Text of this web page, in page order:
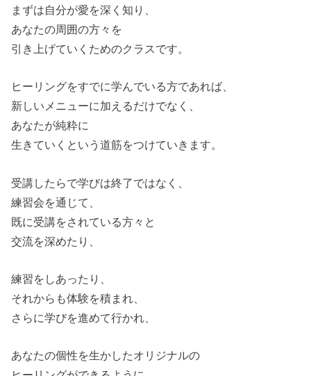
まずは自分が愛を深く知り、
あなたの周囲の方々を
引き上げていくためのクラスです。
ヒーリングをすでに学んでいる方であれば、
新しいメニューに加えるだけでなく、
あなたが純粋に
生きていくという道筋をつけていきます。
受講したらで学びは終了ではなく、
練習会を通じて、
既に受講をされている方々と
交流を深めたり、
練習をしあったり、
それからも体験を積まれ、
さらに学びを進めて行かれ、
あなたの個性を生かしたオリジナルの